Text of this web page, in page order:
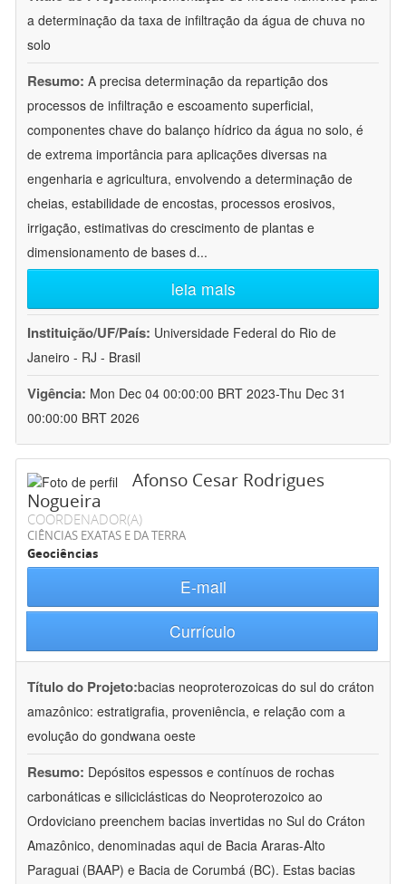
a determinação da taxa de infiltração da água de chuva no
solo
Resumo: A precisa determinação da repartição dos
processos de infiltração e escoamento superficial,
componentes chave do balanço hídrico da água no solo, é
de extrema importância para aplicações diversas na
engenharia e agricultura, envolvendo a determinação de
cheias, estabilidade de encostas, processos erosivos,
irrigação, estimativas do crescimento de plantas e
dimensionamento de bases d...
leia mais
Instituição/UF/País: Universidade Federal do Rio de
Janeiro - RJ - Brasil
Vigência: Mon Dec 04 00:00:00 BRT 2023-Thu Dec 31
00:00:00 BRT 2026
Afonso Cesar Rodrigues
Nogueira
COORDENADOR(A)
CIÊNCIAS EXATAS E DA TERRA
Geociências
E-mail
Currículo
Título do Projeto:bacias neoproterozoicas do sul do cráton
amazônico: estratigrafia, proveniência, e relação com a
evolução do gondwana oeste
Resumo: Depósitos espessos e contínuos de rochas
carbonáticas e siliciclásticas do Neoproterozoico ao
Ordoviciano preenchem bacias invertidas no Sul do Cráton
Amazônico, denominadas aqui de Bacia Araras-Alto
Paraguai (BAAP) e Bacia de Corumbá (BC). Estas bacias